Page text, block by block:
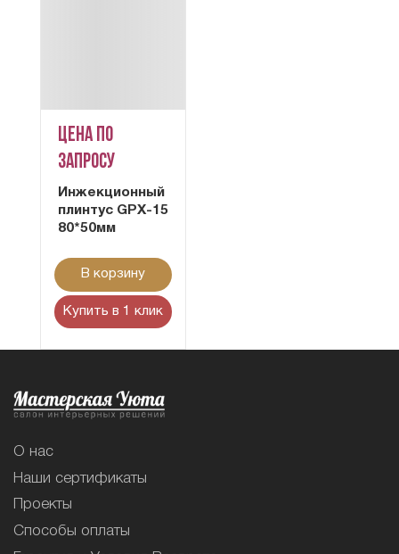
Цена по
запросу
Инжекционный
плинтус GPX-15
80*50мм
В корзину
Купить в 1 клик
О нас
Наши сертификаты
Проекты
Способы оплаты